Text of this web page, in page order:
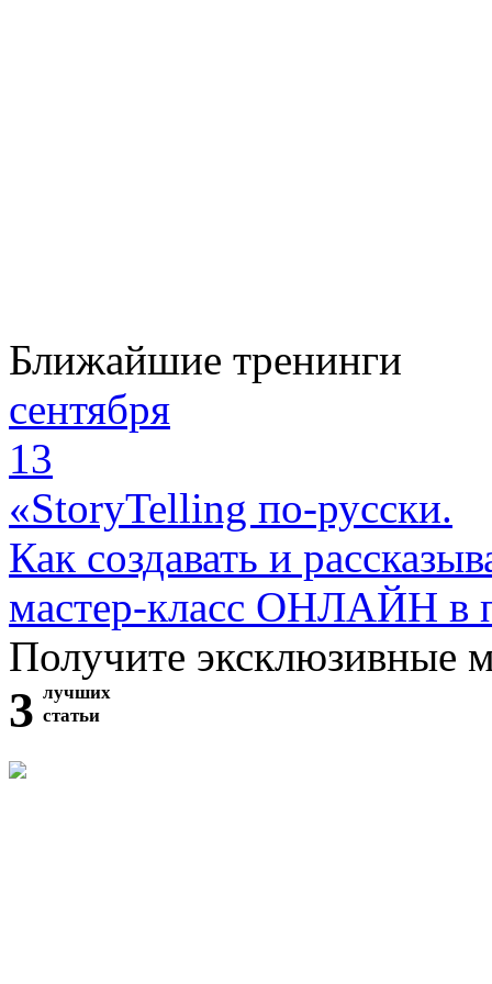
Ближайшие тренинги
сентября
13
«StoryTelling по-русски.
Как создавать и
мастер-класс ОНЛАЙН в
Получите эксклюзивные
3 лучших
статьи